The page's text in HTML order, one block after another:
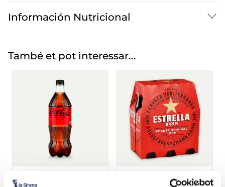
Información Nutricional
També et pot interessar...
Cervesa Voll